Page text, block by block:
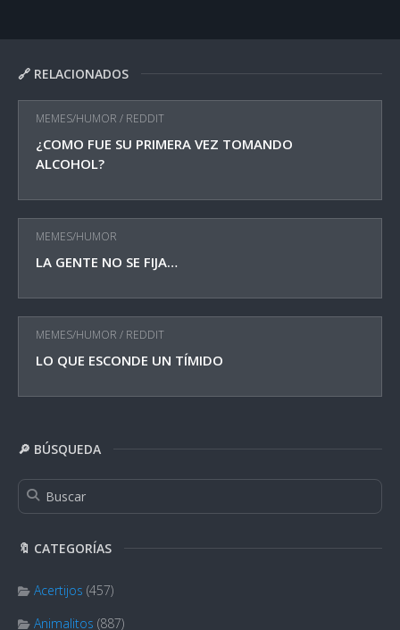
🔗 RELACIONADOS
MEMES/HUMOR / REDDIT
¿COMO FUE SU PRIMERA VEZ TOMANDO
ALCOHOL?
MEMES/HUMOR
LA GENTE NO SE FIJA…
MEMES/HUMOR / REDDIT
LO QUE ESCONDE UN TÍMIDO
🔎 BÚSQUEDA
🔖 CATEGORÍAS
Acertijos (457)
Animalitos (887)